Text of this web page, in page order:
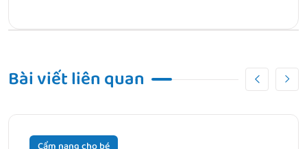
Uống sắt bị ngứa có phải là dấu hiệu của dị ứng sắt
Bài viết liên quan